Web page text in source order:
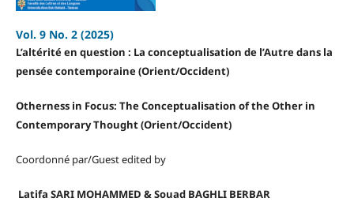
Vol. 9 No. 2 (2025)
L’altérité en question : La conceptualisation de l’Autre dans la
pensée contemporaine (Orient/Occident)
Otherness in Focus: The Conceptualisation of the Other in
Contemporary Thought(Orient/Occident)
Coordonné par/Guest edited by
Latifa SARI MOHAMMED & Souad BAGHLI BERBAR